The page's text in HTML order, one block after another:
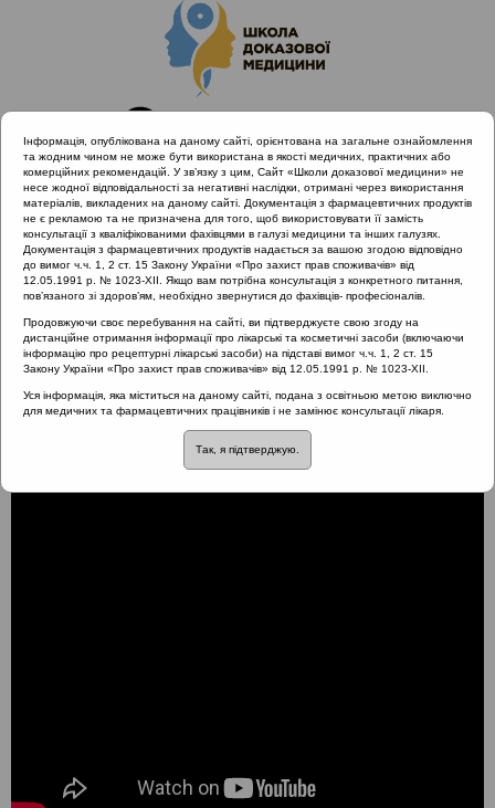
Головна
Проведені заходи
Захворювання лімфоїдного глоткового кільця (Одеса,
15.11.19)
Системні ознаки рекурентного тонзиліту
Системні ознаки
рекурентного тонзиліту
Інформація, опублікована на даному сайті, орієнтована на загальне ознайомлення
та жодним чином не може бути використана в якості медичних, практичних або
комерційних рекомендацій. У зв’язку з цим, Сайт «Школи доказової медицини» не
несе жодної відповідальності за негативні наслідки, отримані через використання
матеріалів, викладених на даному сайті. Документація з фармацевтичних продуктів
не є рекламою та не призначена для того, щоб використовувати її замість
консультації з кваліфікованими фахівцями в галузі медицини та інших галузях.
Документація з фармацевтичних продуктів надається за вашою згодою відповідно
до вимог ч.ч. 1, 2 ст. 15 Закону України «Про захист прав споживачів» від
12.05.1991 р. № 1023-XII. Якщо вам потрібна консультація з конкретного питання,
пов’язаного зі здоров’ям, необхідно звернутися до фахівців- професіоналів.
Продовжуючи своє перебування на сайті, ви підтверджуєте свою згоду на
дистанційне отримання інформації про лікарські та косметичні засоби (включаючи
інформацію про рецептурні лікарські засоби) на підставі вимог ч.ч. 1, 2 ст. 15
Закону України «Про захист прав споживачів» від 12.05.1991 р. № 1023-XII.
Уся інформація, яка міститься на даному сайті, подана з освітньою метою виключно
для медичних та фармацевтичних працівників і не замінює консультації лікаря.
Так, я підтверджую.